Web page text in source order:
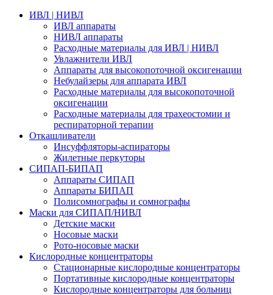
ИВЛ | НИВЛ
ИВЛ аппараты
НИВЛ аппараты
Расходные материалы для ИВЛ | НИВЛ
Увлажнители ИВЛ
Аппараты для высокопоточной оксигенации
Небулайзеры для аппарата ИВЛ
Расходные материалы для высокопоточной
оксигенации
Расходные материалы для трахеостомии и
респираторной терапии
Откашливатели
Инсуффляторы-аспираторы
Жилетные перкуторы
CИПАП-БИПАП
Аппараты СИПАП
Аппараты БИПАП
Полисомнографы и сомнографы
Маски для СИПАП/НИВЛ
Детские маски
Носовые маски
Рото-носовые маски
Кислородные концентраторы
Стационарные кислородные концентраторы
Портативные кислородные концентраторы
Кислородные концентраторы для больниц